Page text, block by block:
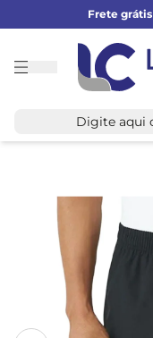
Frete grátis
Linha